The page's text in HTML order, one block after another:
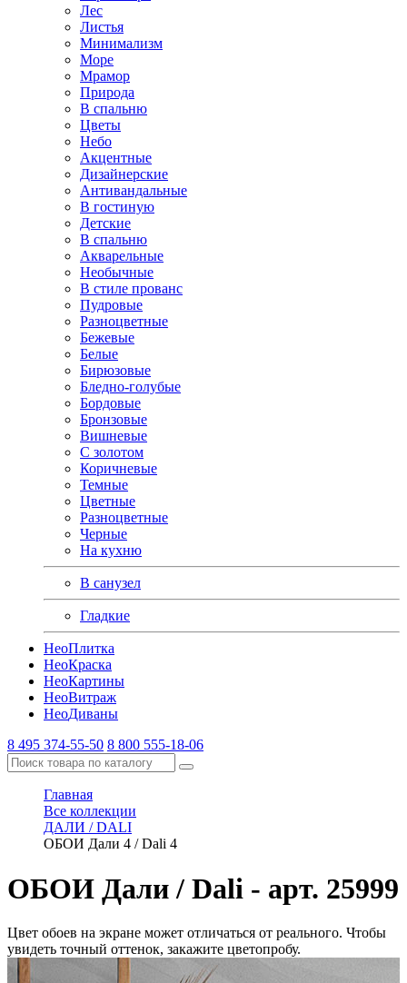
Лес
Листья
Минимализм
Море
Мрамор
Природа
В спальню
Цветы
Небо
Акцентные
Дизайнерские
Антивандальные
В гостиную
Детские
В спальню
Акварельные
Необычные
В стиле прованс
Пудровые
Разноцветные
Бежевые
Белые
Бирюзовые
Бледно-голубые
Бордовые
Бронзовые
Вишневые
С золотом
Коричневые
Темные
Цветные
Разноцветные
Черные
На кухню
В санузел
Гладкие
НеоПлитка
НеоКраска
НеоКартины
НеоВитраж
НеоДиваны
8 495 374-55-50 8 800 555-18-06
Главная
Все коллекции
ДАЛИ / DALI
ОБОИ Дали 4 / Dali 4
ОБОИ Дали / Dali - арт. 25999
Цвет обоев на экране может отличаться от реального. Чтобы
увидеть точный оттенок, закажите цветопробу.